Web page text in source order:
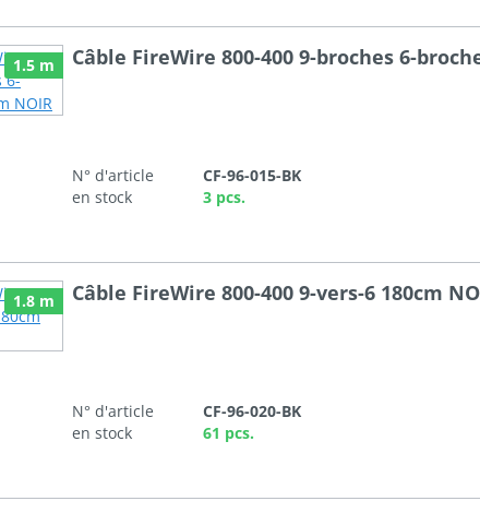
1.5 m Câble FireWire 800-400 9-broches 6-
N° d'article
CF-96-015-BK
en stock
3 pcs.
1.8 m Câble FireWire 800-400 9-vers-6 180cm
N° d'article
CF-96-020-BK
en stock
61 pcs.